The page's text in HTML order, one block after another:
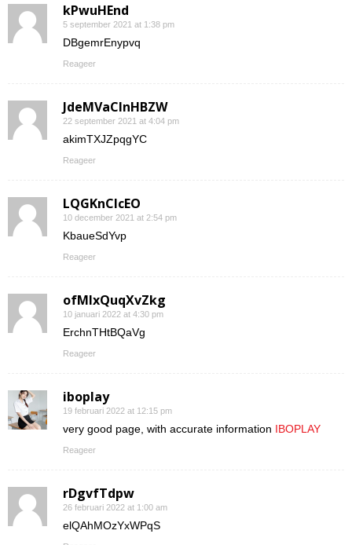
kPwuHEnd
5 september 2021 at 1:38 pm
DBgemrEnypvq
Reageer
JdeMVaClnHBZW
22 september 2021 at 4:04 pm
akimTXJZpqgYC
Reageer
LQGKnCIcEO
10 december 2021 at 2:54 pm
KbaueSdYvp
Reageer
ofMIxQuqXvZkg
10 januari 2022 at 4:30 pm
ErchnTHtBQaVg
Reageer
iboplay
19 februari 2022 at 12:15 pm
very good page, with accurate information IBOPLAY
Reageer
rDgvfTdpw
26 februari 2022 at 1:00 am
elQAhMOzYxWPqS